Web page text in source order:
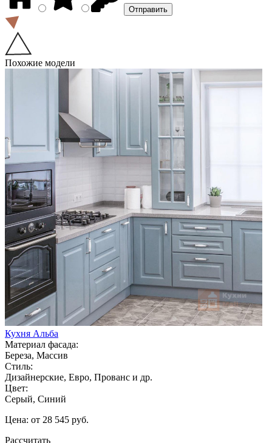
Похожие модели
Кухня Альба
Материал фасада:
Береза, Массив
Стиль:
Дизайнерские, Евро, Прованс и др.
Цвет:
Серый, Синий
Цена: от 28 545 руб.
Рассчитать